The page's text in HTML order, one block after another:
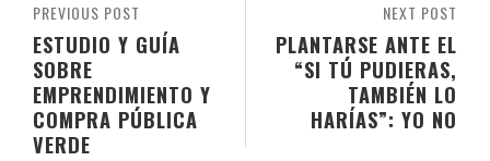
NEXT POST
PLANTARSE ANTE EL
“SI TÚ PUDIERAS,
TAMBIÉN LO
HARÍAS”: YO NO
PREVIOUS POST
ESTUDIO Y GUÍA
SOBRE
EMPRENDIMIENTO Y
COMPRA PÚBLICA
VERDE